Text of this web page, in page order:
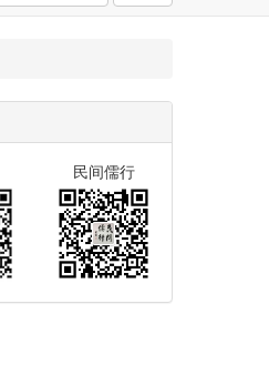
民间儒行